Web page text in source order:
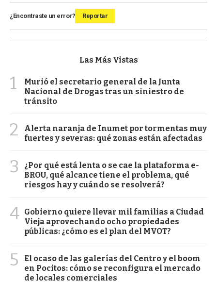
¿Encontraste un error? Reportar
Las Más Vistas
1
Murió el secretario general de la Junta
Nacional de Drogas tras un siniestro de
tránsito
2
Alerta naranja de Inumet por tormentas muy
fuertes y severas: qué zonas están afectadas
3
¿Por qué está lenta o se cae la plataforma e-
BROU, qué alcance tiene el problema, qué
riesgos hay y cuándo se resolverá?
4 Gobierno quiere llevar mil familias a Ciudad
Vieja aprovechando ocho propiedades
públicas: ¿cómo es el plan del MVOT?
5
El ocaso de las galerías del Centro y el boom
en Pocitos: cómo se reconfigura el mercado
de locales comerciales